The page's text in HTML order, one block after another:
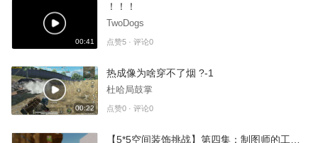
00:41
！！！
TwoDogs
点赞5 · 评论0
00:22
热成像为啥穿不了烟 ?-1
杜哈局鼓掌
点赞0 · 评论0